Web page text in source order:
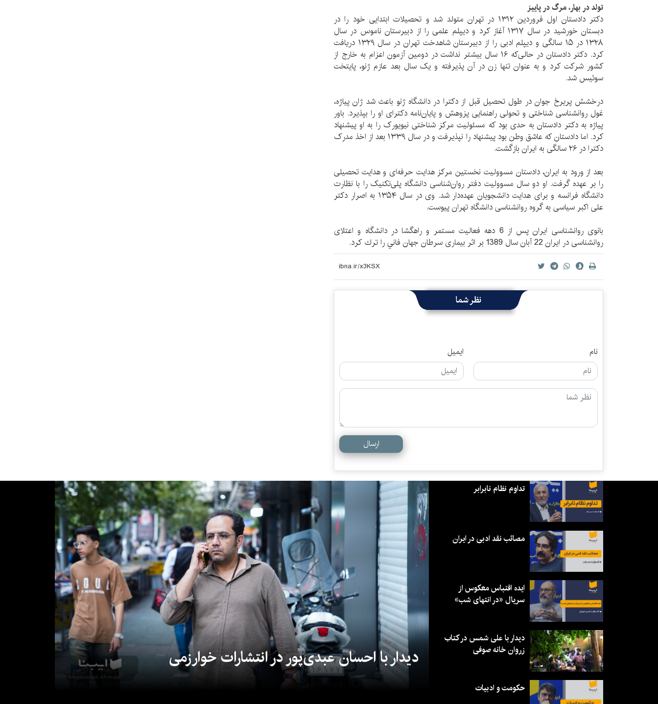
تولد در بهار، مرگ در پاییز
دکتر دادستان اول فروردین ۱۳۱۲ در تهران متولد شد و تحصیلات ابتدایی خود را در
دبستان خورشید در سال ۱۳۱۷ آغاز کرد و دیپلم علمی را از دبیرستان ناموس در سال
۱۳۲۸ در ۱۵ سالگی و دیپلم ادبی را از دبیرستان شاهدخت تهران در سال ۱۳۲۹ دریافت
کرد. دکتر دادستان در حالی‌که ۱۶ سال بیشتر نداشت در دومین آزمون اعزام به خارج از
کشور شرکت کرد و به عنوان تنها زن در آن پذیرفته و یک سال بعد عازم ژنو، پایتخت
سوئیس شد.
درخشش پریرخ جوان در طول تحصیل قبل از دکترا در دانشگاه ژنو با‌عث شد ژان پیاژه،
غول روانشناسی شناختی و تحولی راهنمایی پزوهش و پایان‌نامه دکترای او را بپذیرد. باور
پیاژه به دکتر دادستان به حدی بود که مسئولیت مرکز شناختی نیویورک را به او پیشنهاد
کرد. اما دادستان که عاشق وطن بود پیشنهاد را نپذیرفت و در سال ۱۳۳۹ بعد از اخذ مدرک
دکترا در ۲۶ سالگی به ايران بازگشت.
بعد از ورود به ایران، دادستان مسوولیت نخستین مرکز هدایت حرفه‌ای و هدایت تحصیلی
را بر عهده‌ گرفت. او دو سال مسوولیت دفتر روان‌شناسی دانشگاه پلی‌تکنیک را با نظارت
دانشگاه فرانسه و برای هدایت دانشجویان عهده‌دار شد. وی در سال ۱۳۵۴ به اصرار دکتر
علی اکبر سیاسی به گروه روانشناسی دانشگاه تهران پیوست.
بانوی روانشناسی ایران پس از 6 دهه فعالیت مستمر و راهگشا در دانشگاه و اعتلای
روانشناسی در ایران 22 آبان سال 1389 بر اثر بیماری سرطان جهان فاني را ترك كرد.
نظر شما
نام ایمیل
ارسال
دیدار با احسان عبدی‌پور در انتشارات خوارزمی
تداوم نظام نابرابر
مصائب نقد ادبی در ایران
ایده اقتباس معکوس از
سریال «در انتهای شب»
دیدار با علی شمس در کتاب
زروان خانه صوفی
حکومت و ادبیات